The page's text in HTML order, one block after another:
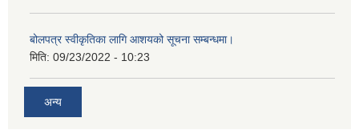
बोलपत्र स्वीकृतिका लागि आशयको सूचना सम्बन्धमा।
मिति: 09/23/2022 - 10:23
अन्य